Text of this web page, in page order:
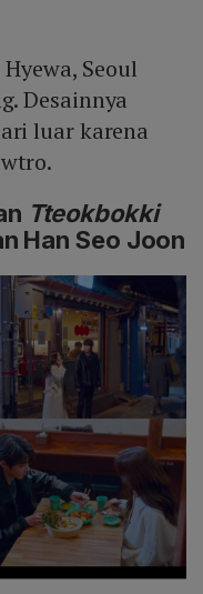
Seoul
Desainnya
luar karena
Tteokbokki
Han Seo Joon